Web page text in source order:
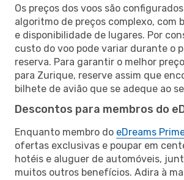
Os preços dos voos são
algoritmo de preços complexo, com
e disponibilidade de lugares. Por
custo do voo pode variar durante o
reserva. Para garantir o melhor
para Zurique, reserve assim que
bilhete de avião que se adeque ao
Descontos para membros do
Enquanto membro do eDreams
ofertas exclusivas e poupar em
hotéis e aluguer de automóveis,
muitos outros benefícios. Adira à